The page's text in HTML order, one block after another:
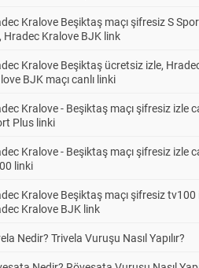
Kralove Beşiktaş maçı şifresiz S
Hradec Kralove BJK link
Kralove Beşiktaş ücretsiz izle,
BJK maçı canlı linki
Kralove - Beşiktaş maçı şifresiz izle
Plus linki
Kralove - Beşiktaş maçı şifresiz izle
linki
Kralove Beşiktaş maçı şifresiz tv100
Kralove BJK link
Nedir? Trivela Vuruşu Nasıl Yapılır?